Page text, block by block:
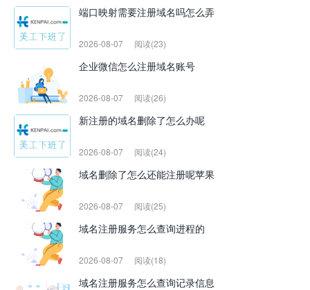
端口映射需要注册域名吗怎么弄
2026-08-07 阅读(23)
企业微信怎么注册域名账号
2026-08-07 阅读(26)
新注册的域名删除了怎么办呢
2026-08-07 阅读(24)
域名删除了怎么还能注册呢苹果
2026-08-07 阅读(25)
域名注册服务怎么查询进程的
2026-08-07 阅读(18)
域名注册服务怎么查询记录信息